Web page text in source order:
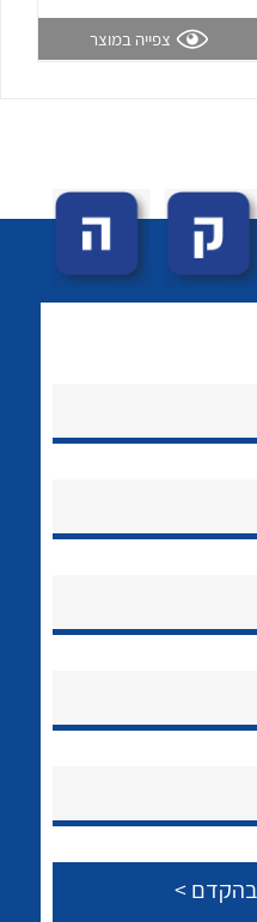
לכל מוצרי היצרן
לכל מוצרי היצרן
צפייה במוצר